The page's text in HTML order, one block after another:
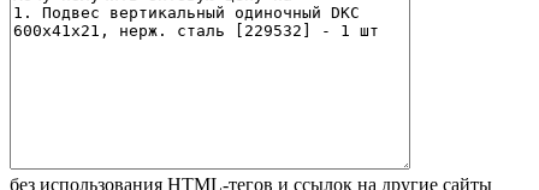
без иcпользования HTML-тегов и ссылок на другие сайты